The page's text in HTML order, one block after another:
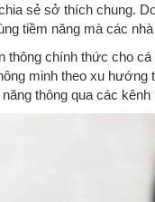
sẻ sở thích chung.
tiềm năng mà các
thông chính thức cho
minh theo xu
thông qua các